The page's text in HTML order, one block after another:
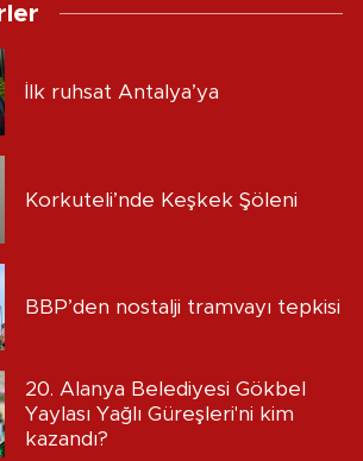
İlk ruhsat Antalya’ya
Korkuteli’nde Keşkek Şöleni
BBP’den nostalji tramvayı tepkisi
20. Alanya Belediyesi Gökbel
Yaylası Yağlı Güreşleri'ni kim
kazandı?